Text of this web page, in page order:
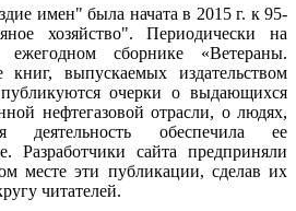
имен" была начата в 2015 г. к 95-
хозяйство". Периодически на
сборнике «Ветераны.
выпускаемых издательством
очерки о выдающихся
нефтегазовой отрасли, о людях,
деятельность обеспечила ее
Разработчики сайта предприняли
месте эти публикации, сделав их
читателей.